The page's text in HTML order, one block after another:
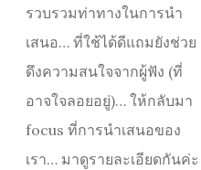
รวบรวมท่าทางในการนำ
เสนอ… ที่ใช้ได้ดีแถมยังช่วย
ดึงความสนใจจากผู้ฟัง (ที่
อาจใจลอยอยู่)… ให้กลับมา
focus ที่การนำเสนอของ
เรา… มาดูรายละเอียดกันค่ะ